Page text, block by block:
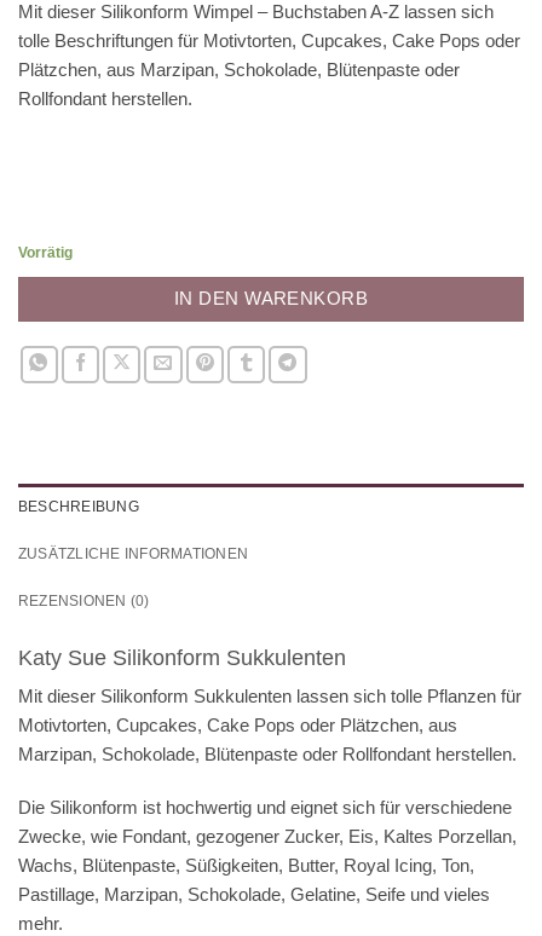
Mit dieser Silikonform Wimpel – Buchstaben A-Z lassen sich
tolle Beschriftungen für Motivtorten, Cupcakes, Cake Pops oder
Plätzchen, aus Marzipan, Schokolade, Blütenpaste oder
Rollfondant herstellen.
Vorrätig
IN DEN WARENKORB
BESCHREIBUNG
ZUSÄTZLICHE INFORMATIONEN
REZENSIONEN (0)
Katy Sue Silikonform Sukkulenten
Mit dieser Silikonform Sukkulenten lassen sich tolle Pflanzen für
Motivtorten, Cupcakes, Cake Pops oder Plätzchen, aus
Marzipan, Schokolade, Blütenpaste oder Rollfondant herstellen.
Die Silikonform ist hochwertig und eignet sich für verschiedene
Zwecke, wie Fondant, gezogener Zucker, Eis, Kaltes Porzellan,
Wachs, Blütenpaste, Süßigkeiten, Butter, Royal Icing, Ton,
Pastillage, Marzipan, Schokolade, Gelatine, Seife und vieles
mehr.